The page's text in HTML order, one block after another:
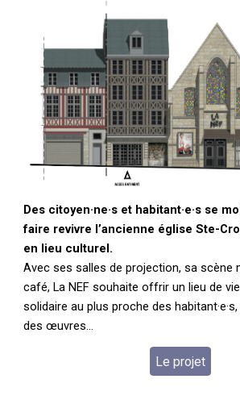
Des citoyen·ne·s et habitant·e·s se
faire revivre l’ancienne église Ste-
en lieu culturel.
Avec ses salles de projection, sa scène
café, La NEF souhaite offrir un lieu de
solidaire au plus proche des
des œuvres...
Le projet